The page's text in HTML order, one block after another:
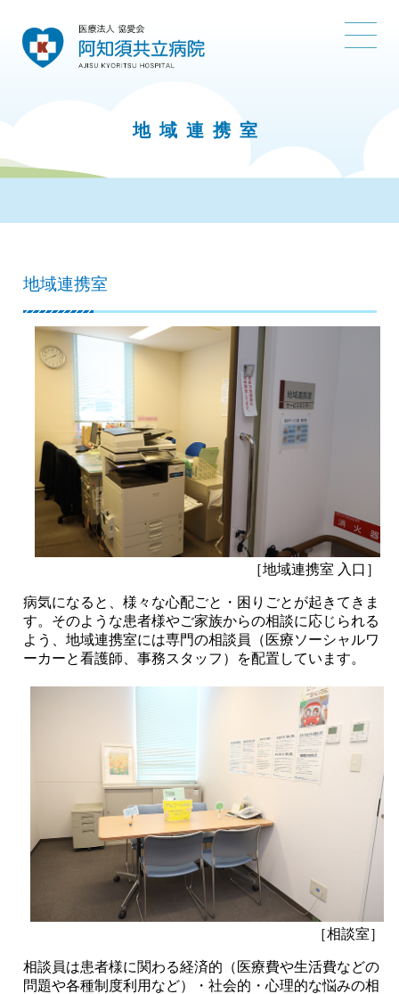
地域連携室
地域連携室
［地域連携室 入口］
病気になると、様々な心配ごと・困りごとが起きてきま
す。そのような患者様やご家族からの相談に応じられる
よう、地域連携室には専門の相談員（医療ソーシャルワ
ーカーと看護師、事務スタッフ）を配置しています。
［相談室］
相談員は患者様に関わる経済的（医療費や生活費などの
問題や各種制度利用など）・社会的・心理的な悩みの相